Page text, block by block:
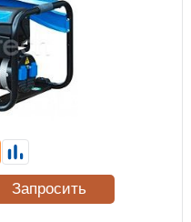
Запросить